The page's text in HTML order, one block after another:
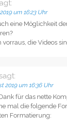
um 16:23 Uhr
eine Möglichkeit
vorraus, die Videos
2019 um 16:36 Uhr
für das nette
mal die folgende
Formatierung: